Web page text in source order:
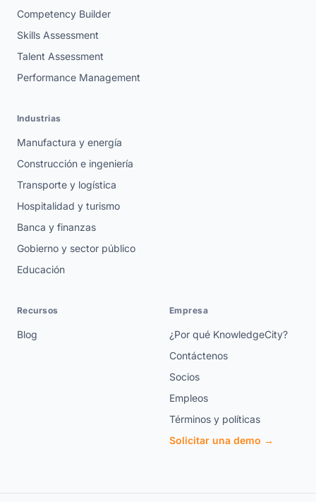
Competency Builder
Skills Assessment
Talent Assessment
Performance Management
Industrias
Manufactura y energía
Construcción e ingeniería
Transporte y logística
Hospitalidad y turismo
Banca y finanzas
Gobierno y sector público
Educación
Recursos
Blog
Empresa
¿Por qué KnowledgeCity?
Contáctenos
Socios
Empleos
Términos y políticas
Solicitar una demo →